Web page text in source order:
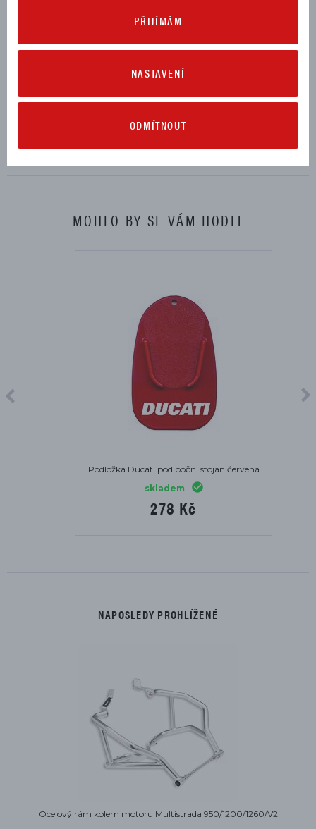
MULTISTRADA V2 2022, 2023, 2024
MULTISTRADA V2 S 2022, 2023, 2024
MOHLO BY SE VÁM HODIT
Podložka Ducati pod boční stojan červená
skladem
278 Kč
NAPOSLEDY PROHLÍŽENÉ
Ocelový rám kolem motoru Multistrada 950/1200/1260/V2
PŘIJÍMÁM
NASTAVENÍ
ODMÍTNOUT